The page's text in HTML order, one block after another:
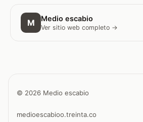
M Medio escabio
Ver sitio web completo →
© 2026 Medio escabio
medioescabioo.treinta.co